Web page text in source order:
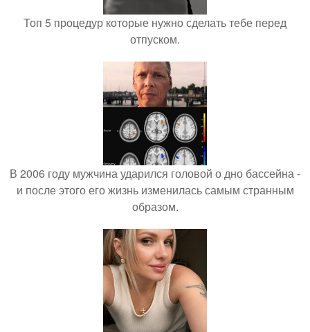
Топ 5 процедур которые нужно сделать тебе перед
отпуском.
В 2006 году мужчина ударился головой о дно бассейна -
и после этого его жизнь изменилась самым странным
образом.